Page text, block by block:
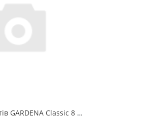
Совок для квітів GARDENA Classic 8 см(08950-20.000.00)